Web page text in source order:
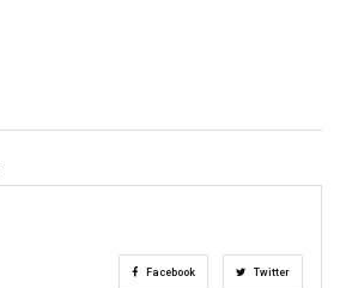
Facebook Twitter